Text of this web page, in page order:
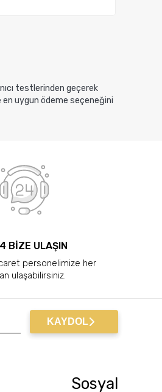
testlerinden geçerek
en uygun ödeme seçeneğini
BİZE ULAŞIN
personelimize her
ulaşabilirsiniz.
KAYDOL
Sosyal